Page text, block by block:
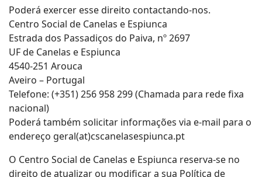
Poderá exercer esse direito contactando-nos.
Centro Social de Canelas e Espiunca
Estrada dos Passadiços do Paiva, nº 2697
UF de Canelas e Espiunca
4540-251 Arouca
Aveiro – Portugal
Telefone: (+351) 256 958 299 (Chamada para rede fixa
nacional)
Poderá também solicitar informações via e-mail para o
endereço geral(at)cscanelasespiunca.pt
O Centro Social de Canelas e Espiunca reserva-se no
direito de atualizar ou modificar a sua Política de